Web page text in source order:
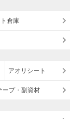
倉庫
アオリシート
ープ・副資材